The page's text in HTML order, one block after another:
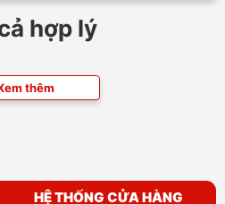
hợp lý
thêm
HỆ THỐNG CỬA HÀNG